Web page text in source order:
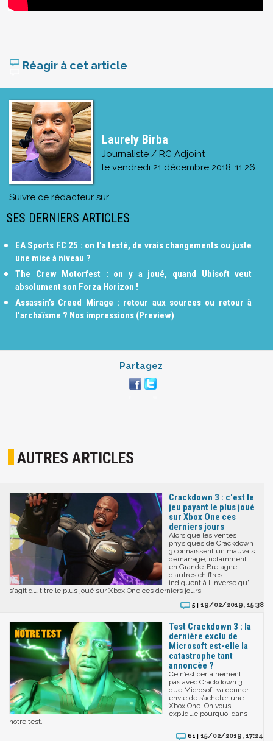
Réagir à cet article
Laurely Birba
Journaliste / RC Adjoint
le vendredi 21 décembre 2018, 11:26
Suivre ce rédacteur sur
SES DERNIERS ARTICLES
EA Sports FC 25 : on l'a testé, de vrais changements ou juste
une mise à niveau ?
The Crew Motorfest : on y a joué, quand Ubisoft veut
absolument son Forza Horizon !
Assassin’s Creed Mirage : retour aux sources ou retour à
l'archaïsme ? Nos impressions (Preview)
Partagez
AUTRES ARTICLES
Crackdown 3 : c'est le
jeu payant le plus joué
sur Xbox One ces
derniers jours
Alors que les ventes
physiques de Crackdown
3 connaissent un mauvais
démarrage, notamment
en Grande-Bretagne,
d'autres chiffres
indiquent à l'inverse qu'il
s'agit du titre le plus joué sur Xbox One ces derniers jours.
5 | 19/02/2019, 15:38
Test Crackdown 3 : la
dernière exclu de
Microsoft est-elle la
catastrophe tant
annoncée ?
Ce n’est certainement
pas avec Crackdown 3
que Microsoft va donner
envie de s’acheter une
Xbox One. On vous
explique pourquoi dans
notre test.
61 | 15/02/2019, 17:24